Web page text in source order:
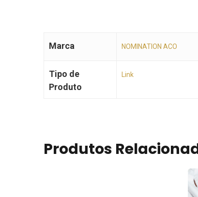
Marca NOMINATION ACO
Tipo de
Produto
Link
Produtos